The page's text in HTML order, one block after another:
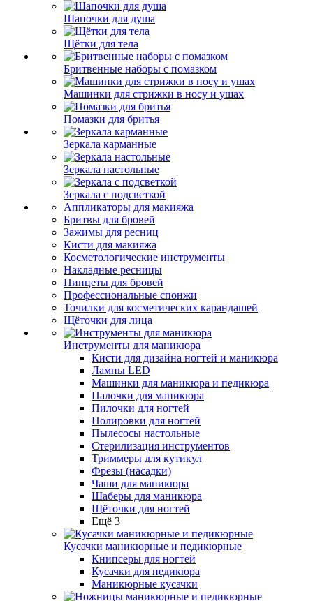
Шапочки для душа
Щётки для тела
Бритвенные наборы с помазком
Машинки для стрижки в носу и ушах
Помазки для бритья
Зеркала карманные
Зеркала настольные
Зеркала с подсветкой
Аппликаторы для макияжа
Бритвы для бровей
Зажимы для ресниц
Кисти для макияжа
Косметологические инструменты
Накладные ресницы
Пинцеты для бровей
Профессиональные спонжи
Точилки для косметических карандашей
Щёточки для лица
Инструменты для маникюра
Кисти для дизайна ногтей и маникюра
Лампы LED
Машинки для маникюра и педикюра
Палочки для маникюра
Пилочки для ногтей
Полировки для ногтей
Пылесосы настольные
Стерилизация инструментов
Триммеры для кутикул
Фрезы (насадки)
Чаши для маникюра
Шаберы для маникюра
Щёточки для ногтей
Ещё 3
Кусачки маникюрные и педикюрные
Книпсеры для ногтей
Кусачки для педикюра
Маникюрные кусачки